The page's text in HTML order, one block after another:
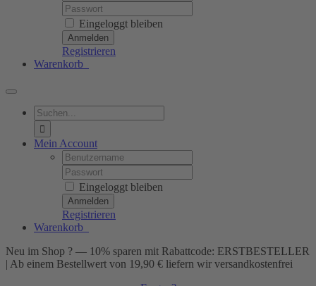
Password:
Eingeloggt bleiben
Registrieren
Warenkorb
Toggle
Navigation
Suche
nach:
Mein Account
Username:
Password:
Eingeloggt bleiben
Registrieren
Warenkorb
Neu im Shop ? — 10% sparen mit Rabattcode: ERSTBESTELLER
| Ab einem Bestellwert von 19,90 € liefern wir versandkostenfrei